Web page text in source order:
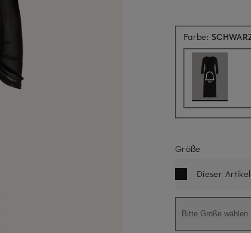
Farbe:
Größe
Dieser
Bitte Größe wählen